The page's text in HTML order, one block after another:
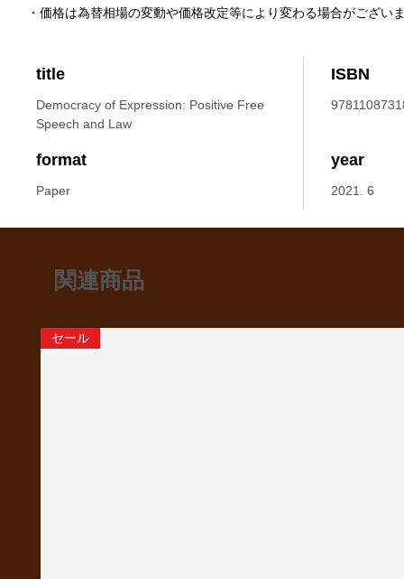
title
Democracy of Expression: Positive Free
Speech and Law
ISBN
format
Paper
year
2021. 6
・価格は為替相場の変動や価格改定等により変わる場合がござい
関連商品
セール